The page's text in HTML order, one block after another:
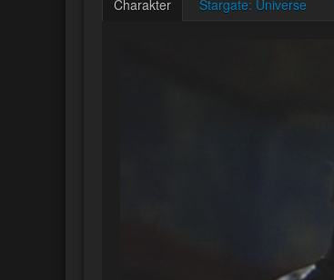
Charakter Stargate: Universe